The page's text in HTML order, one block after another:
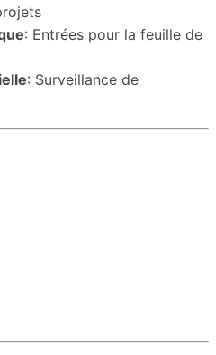
: Entrées pour la feuille de
: Surveillance de